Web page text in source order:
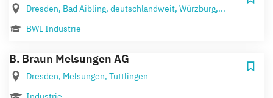
Dresden, Bad Aibling, deutschlandweit, Würzburg,...
BWL Industrie
B. Braun Melsungen AG
Dresden, Melsungen, Tuttlingen